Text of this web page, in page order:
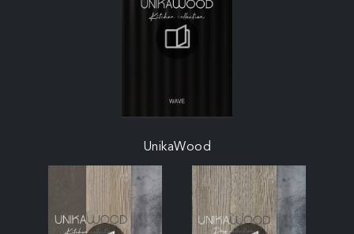
UnikaWood